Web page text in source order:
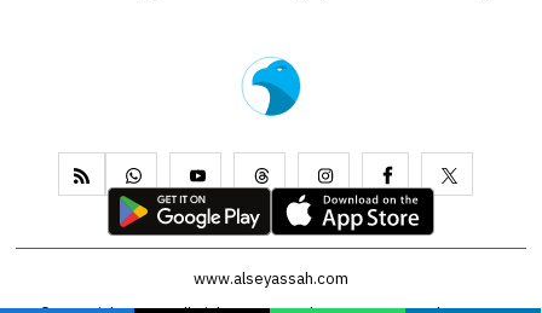
www.alseyassah.com